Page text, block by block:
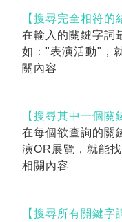
【搜尋完全相符的
在輸入的關鍵字詞
如："表演活動"，
關內容
【搜尋其中一個關
在每個欲查詢的關
演OR展覽，就能
相關內容
【搜尋所有關鍵字